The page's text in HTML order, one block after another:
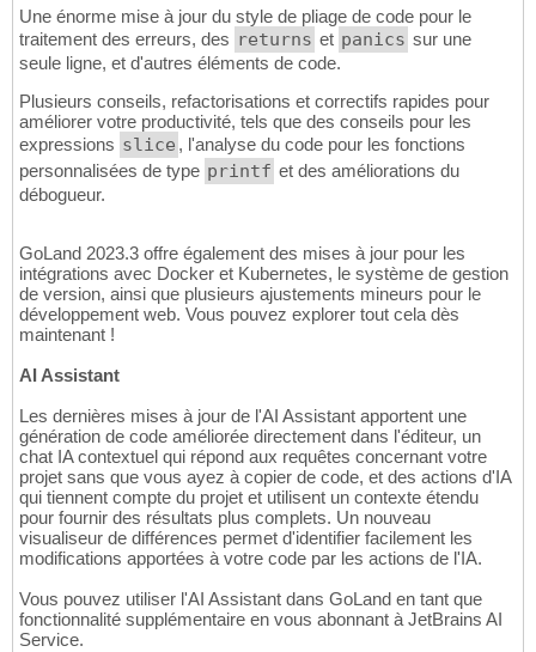
Une énorme mise à jour du style de pliage de code pour le
traitement des erreurs, des returns et panics sur une
seule ligne, et d'autres éléments de code.
Plusieurs conseils, refactorisations et correctifs rapides pour
améliorer votre productivité, tels que des conseils pour les
expressions slice , l'analyse du code pour les fonctions
personnalisées de type printf et des améliorations du
débogueur.
GoLand 2023.3 offre également des mises à jour pour les
intégrations avec Docker et Kubernetes, le système de gestion
de version, ainsi que plusieurs ajustements mineurs pour le
développement web. Vous pouvez explorer tout cela dès
maintenant !
AI Assistant
Les dernières mises à jour de l'AI Assistant apportent une
génération de code améliorée directement dans l'éditeur, un
chat IA contextuel qui répond aux requêtes concernant votre
projet sans que vous ayez à copier de code, et des actions d'IA
qui tiennent compte du projet et utilisent un contexte étendu
pour fournir des résultats plus complets. Un nouveau
visualiseur de différences permet d'identifier facilement les
modifications apportées à votre code par les actions de l'IA.
Vous pouvez utiliser l'AI Assistant dans GoLand en tant que
fonctionnalité supplémentaire en vous abonnant à JetBrains AI
Service.